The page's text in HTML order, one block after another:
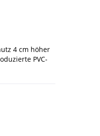
4 cm höher
PVC-